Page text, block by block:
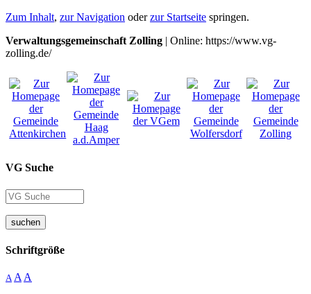
Zum Inhalt, zur Navigation oderzur Startseite springen.
Verwaltungsgemeinschaft Zolling | Online: https://www.vg-
zolling.de/
VG Suche
suchen
Schriftgröße
A A A